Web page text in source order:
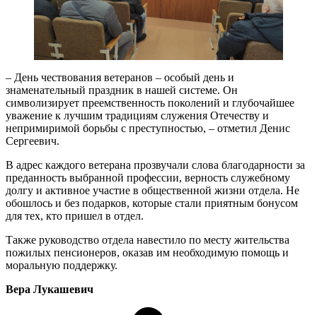
– День чествования ветеранов – особый день и
знаменательный праздник в нашей системе. Он
символизирует преемственность поколений и глубочайшее
уважение к лучшим традициям служения Отечеству и
непримиримой борьбы с преступностью, – отметил Денис
Сергеевич.
В адрес каждого ветерана прозвучали слова благодарности за
преданность выбранной профессии, верность служебному
долгу и активное участие в общественной жизни отдела. Не
обошлось и без подарков, которые стали приятным бонусом
для тех, кто пришел в отдел.
Также руководство отдела навестило по месту жительства
пожилых пенсионеров, оказав им необходимую помощь и
моральную поддержку.
Вера Лукашевич